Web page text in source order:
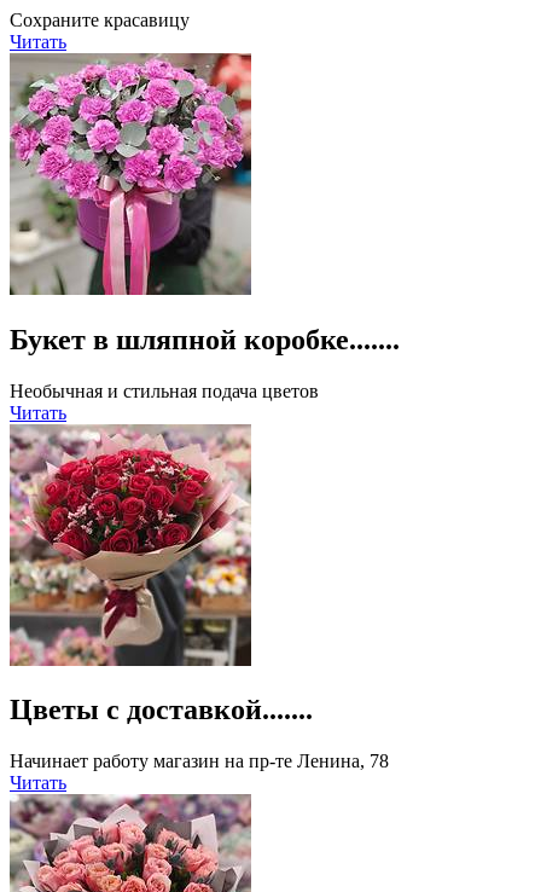
Сохраните красавицу
Читать
Букет в шляпной коробке.......
Необычная и стильная подача цветов
Читать
Цветы с доставкой.......
Начинает работу магазин на пр-те Ленина, 78
Читать